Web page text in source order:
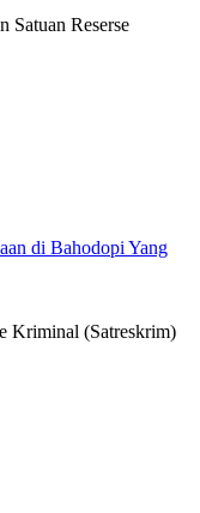
Reserse
di Bahodopi Yang
Kriminal (Satreskrim)